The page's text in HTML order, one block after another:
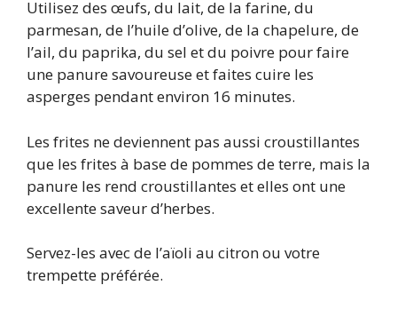
Utilisez des œufs, du lait, de la farine, du
parmesan, de l’huile d’olive, de la chapelure, de
l’ail, du paprika, du sel et du poivre pour faire
une panure savoureuse et faites cuire les
asperges pendant environ 16 minutes.
Les frites ne deviennent pas aussi croustillantes
que les frites à base de pommes de terre, mais la
panure les rend croustillantes et elles ont une
excellente saveur d’herbes.
Servez-les avec de l’aïoli au citron ou votre
trempette préférée.